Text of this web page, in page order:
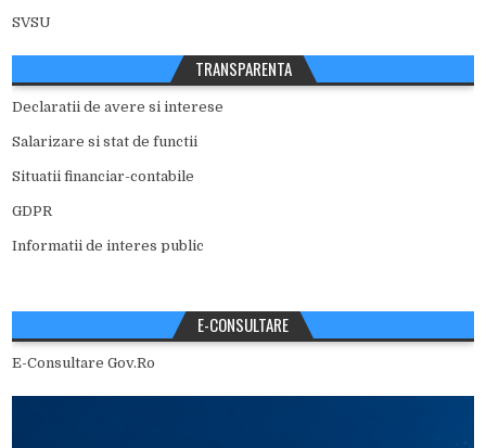
SVSU
TRANSPARENTA
Declaratii de avere si interese
Salarizare si stat de functii
Situatii financiar-contabile
GDPR
Informatii de interes public
E-CONSULTARE
E-Consultare Gov.Ro